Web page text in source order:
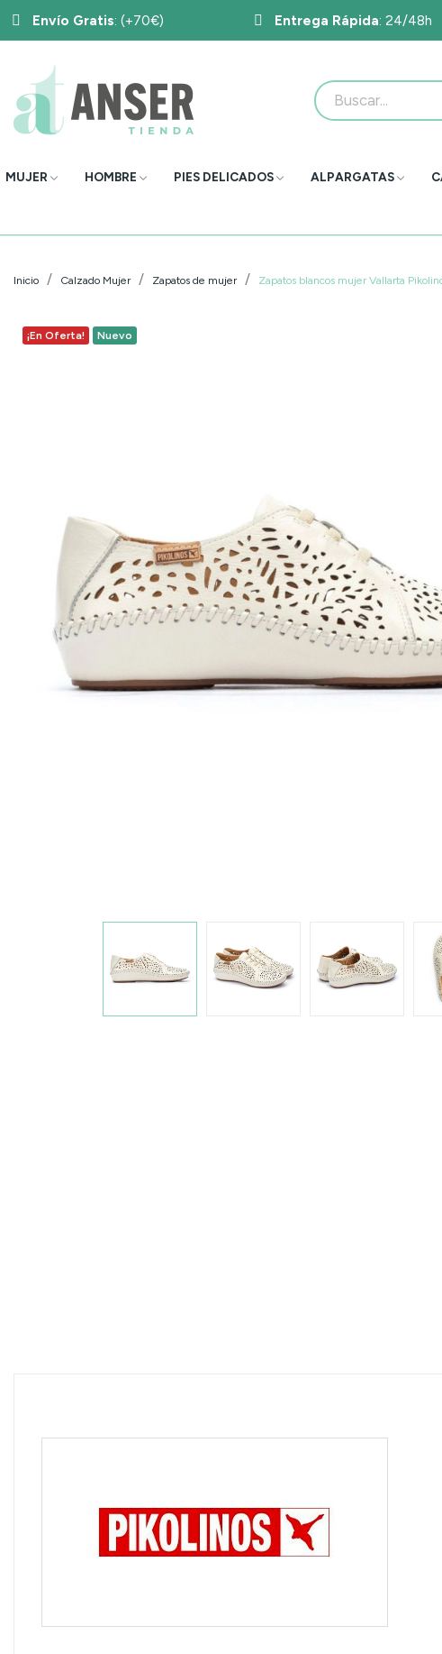
Envío Gratis: (+70€) Entrega Rápida: 24/48h
MUJER HOMBRE PIES DELICADOS ALPARGATAS
Inicio Calzado Mujer Zapatos de mujer Zapatos blancos mujer Vallarta
¡En Oferta! Nuevo